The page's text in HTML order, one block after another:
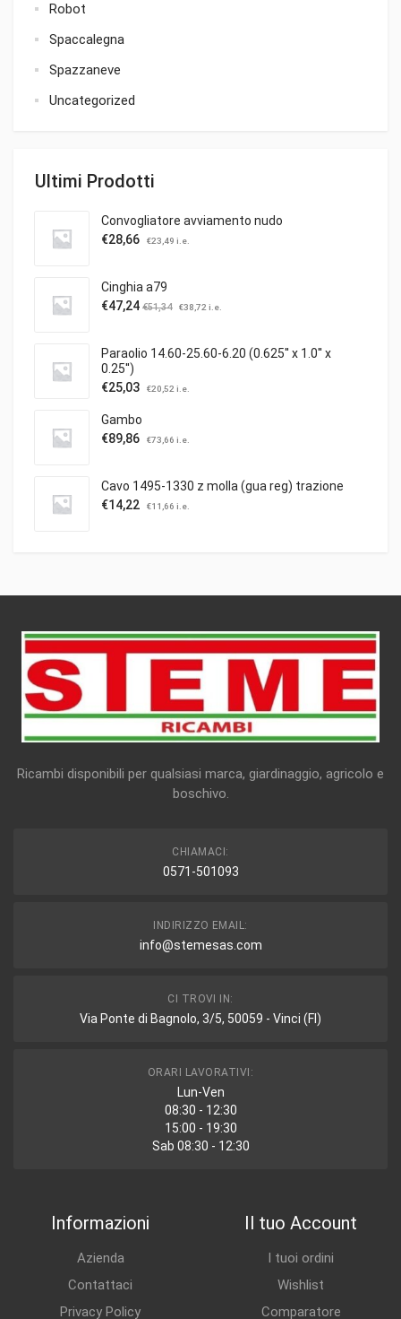
Robot
Spaccalegna
Spazzaneve
Uncategorized
Ultimi Prodotti
Convogliatore avviamento nudo
€28,66 €23,49 i.e.
Cinghia a79
€47,24 €51,34 €38,72 i.e.
Paraolio 14.60-25.60-6.20 (0.625'' x 1.0'' x
0.25'')
€25,03 €20,52 i.e.
Gambo
€89,86 €73,66 i.e.
Cavo 1495-1330 z molla (gua reg) trazione
€14,22 €11,66 i.e.
Ricambi disponibili per qualsiasi marca, giardinaggio, agricolo e
boschivo.
CHIAMACI:
0571-501093
INDIRIZZO EMAIL:
info@stemesas.com
CI TROVI IN:
Via Ponte di Bagnolo, 3/5, 50059 - Vinci (FI)
ORARI LAVORATIVI:
Lun-Ven
08:30 - 12:30
15:00 - 19:30
Sab 08:30 - 12:30
Informazioni
Azienda
Contattaci
Privacy Policy
Il tuo Account
I tuoi ordini
Wishlist
Comparatore